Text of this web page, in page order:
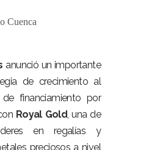
Cuenca
anunció un importante
de crecimiento al
financiamiento por
Royal Gold, una de
en regalías y
preciosos a nivel